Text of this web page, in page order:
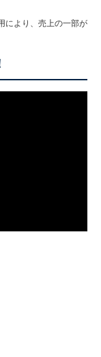
により、売上の一部が